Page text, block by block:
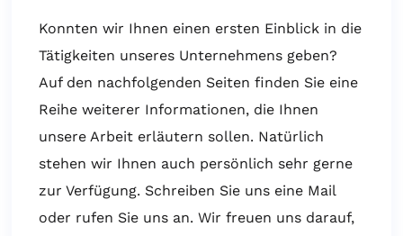
Konnten wir Ihnen einen ersten Einblick in die
Tätigkeiten unseres Unternehmens geben?
Auf den nachfolgenden Seiten finden Sie eine
Reihe weiterer Informationen, die Ihnen
unsere Arbeit erläutern sollen. Natürlich
stehen wir Ihnen auch persönlich sehr gerne
zur Verfügung. Schreiben Sie uns eine Mail
oder rufen Sie uns an. Wir freuen uns darauf,